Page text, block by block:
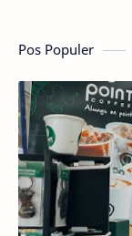
Pos Populer